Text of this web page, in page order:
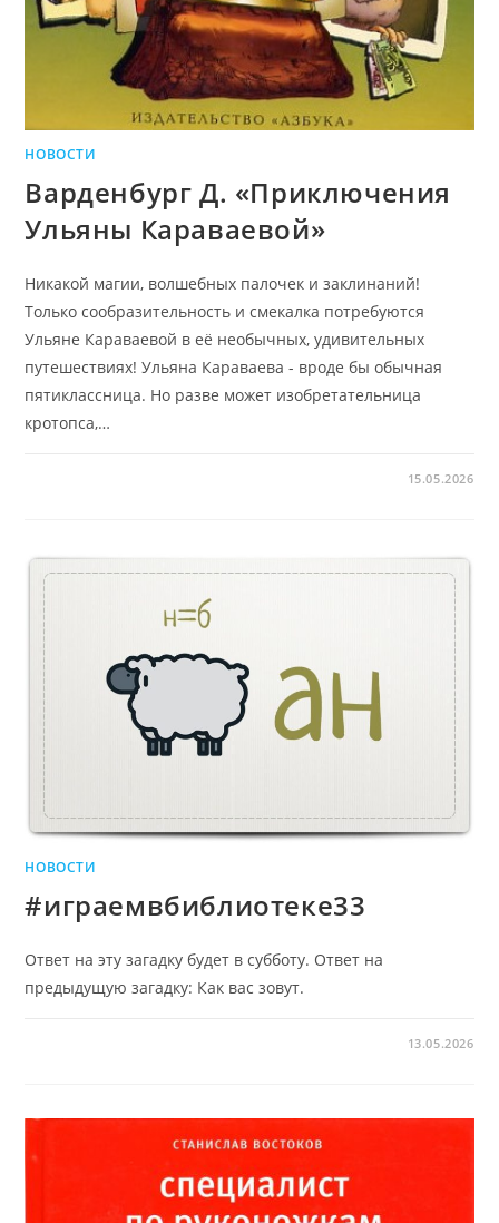
НОВОСТИ
Варденбург Д. «Приключения
Ульяны Караваевой»
Никакой магии, волшебных палочек и заклинаний!
Только сообразительность и смекалка потребуются
Ульяне Караваевой в её необычных, удивительных
путешествиях! Ульяна Караваева - вроде бы обычная
пятиклассница. Но разве может изобретательница
кротопса,…
15.05.2026
НОВОСТИ
#играемвбиблиотеке33
Ответ на эту загадку будет в субботу. Ответ на
предыдущую загадку: Как вас зовут.
13.05.2026